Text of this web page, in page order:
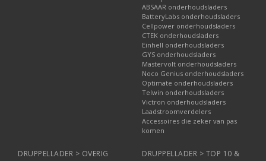
ABSAAR onderhoudsladers
BatteryLabs onderhoudsladers
Cellpower onderhoudsladers
CTEK onderhoudsladers
Einhell onderhoudsladers
GYS onderhoudsladers
Mastervolt onderhoudsladers
Noco Genius onderhoudsladers
Optimate onderhoudsladers
Telwin onderhoudsladers
Victron onderhoudsladers
Laadstroomverdelers
Accessoires die zeker van pas
komen
DRUPPELLADER > OVERIG
DRUPPELLADER > TOP 10 &